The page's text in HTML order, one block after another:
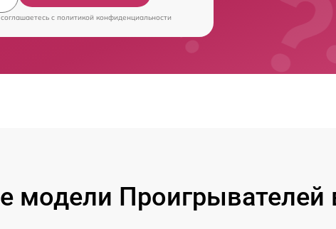
c политикой конфиденциальности
модели Проигрывателей